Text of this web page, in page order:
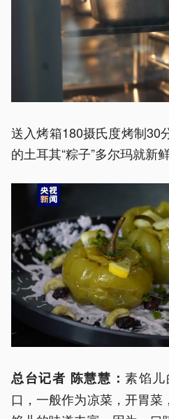
送入烤箱180摄氏度烤制30
的土耳其“粽子”多尔玛就新
总台记者 陈慧慧：素馅
口，一般作为凉菜，开胃